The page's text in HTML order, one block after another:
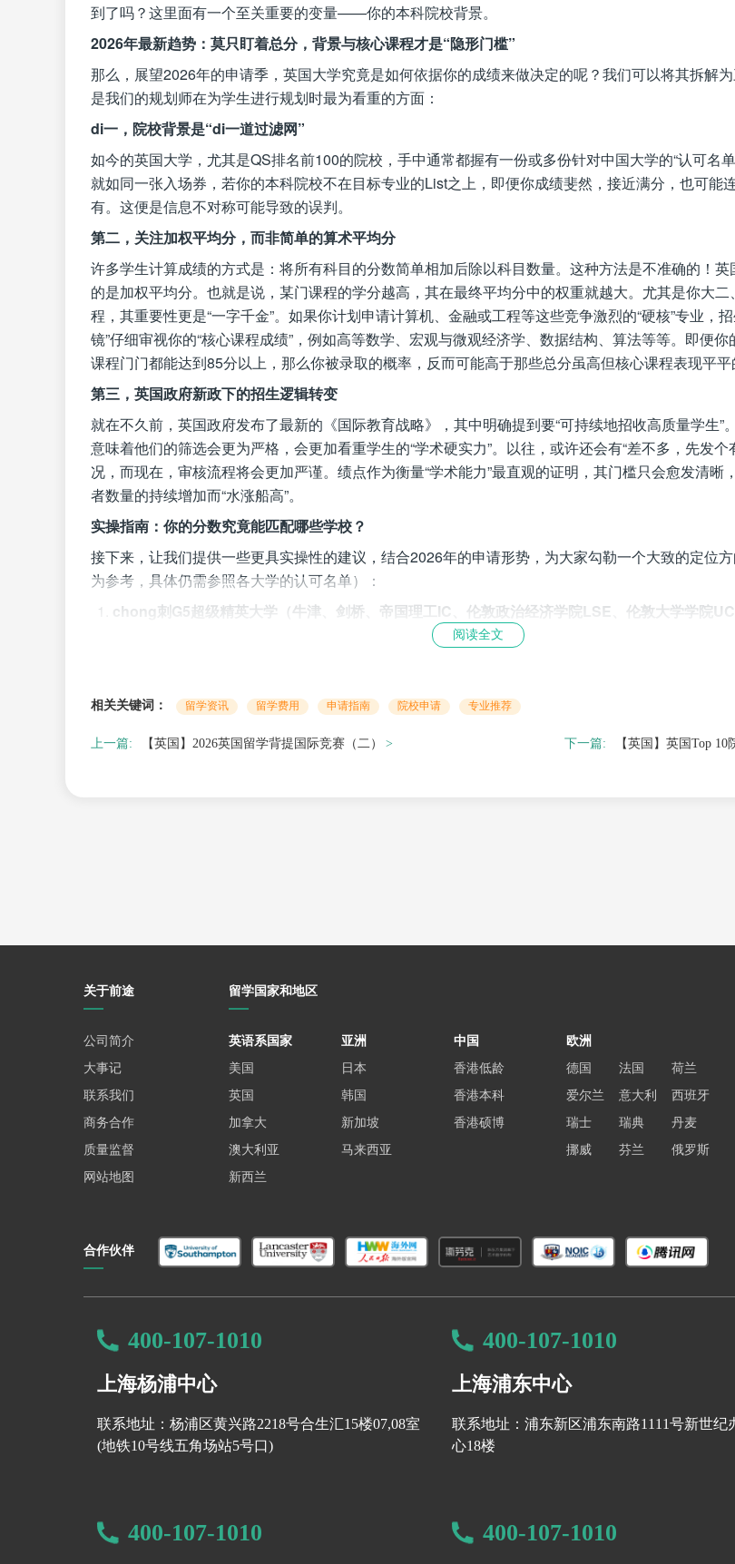
阅读全文
到了吗？这里面有一个至关重要的变量——你的本科院校背景。
2026年最新趋势：莫只盯着总分，背景与核心课程才是“隐形门槛”
那么，展望2026年的申请季，英国大学究竟是如何依据你的成绩来做决定的呢？我们可以将其拆解
是我们的规划师在为学生进行规划时最为看重的方面：
di一，院校背景是“di一道过滤网”
如今的英国大学，尤其是QS排名前100的院校，手中通常都握有一份或多份针对中国大学的“认可名
就如同一张入场券，若你的本科院校不在目标专业的List之上，即便你成绩斐然，接近满分，也可能
有。这便是信息不对称可能导致的误判。
第二，关注加权平均分，而非简单的算术平均分
许多学生计算成绩的方式是：将所有科目的分数简单相加后除以科目数量。这种方法是不准确的！
的是加权平均分。也就是说，某门课程的学分越高，其在最终平均分中的权重就越大。尤其是你大
程，其重要性更是“一字千金”。如果你计划申请计算机、金融或工程等这些竞争激烈的“硬核”专业，
镜”仔细审视你的“核心课程成绩”，例如高等数学、宏观与微观经济学、数据结构、算法等等。即便
课程门门都能达到85分以上，那么你被录取的概率，反而可能高于那些总分虽高但核心课程表现平平
第三，英国政府新政下的招生逻辑转变
就在不久前，英国政府发布了最新的《国际教育战略》，其中明确提到要“可持续地招收高质量学生”
意味着他们的筛选会更为严格，会更加看重学生的“学术硬实力”。以往，或许还会有“差不多，先发个
况，而现在，审核流程将会更加严谨。绩点作为衡量“学术能力”最直观的证明，其门槛只会愈发清晰
者数量的持续增加而“水涨船高”。
实操指南：你的分数究竟能匹配哪些学校？
接下来，让我们提供一些更具实操性的建议，结合2026年的申请形势，为大家勾勒一个大致的定位
为参考，具体仍需参照各大学的认可名单）：
chong刺G5超级精英大学（牛津、剑桥、帝国理工IC、伦敦政治经济学院LSE、伦敦大学学院
建议均分达到88-90分以上，并且核心课程成绩要格外突出。
现，否则即便是均分90分以上，也只能说“有机会尝试”。
你看，同样是申请伯明翰大学，985院校的学生可能75分就足够了，而双非背景的学生可能就
给你的真心话：与其纠结结算法，不如“对症下药”
所以，与其在那些所谓所谓 “标准答案”上耗费心神，不如听听以下几条切实可行的建议：
回学校开具一份“百分制均分证明”。如果你的学校能够出具这样的文件，并将其附在成绩单之后
计算的任何GPA都更具说服力。
重点攻克你的核心专业课程。
如果你目前还在读大二或大三，就不要再去选择那些所谓的“水课”
在那些学分高（如3学分、4学分）的核心硬课上，力求取得它们的成绩光彩夺目。
正视自己的院校背景。如果你的本科背景并非ding尖，那就用更高的均分和更丰富的实习、科研
力。英国大学虽然会关注院校背景，但他们更看重的是你是否具备在逆境中追求卓越的能力与决心
相关关键词： 留学资讯 留学费用 申请指南 院校申请 专业推荐
上一篇: 【英国】2026英国留学背提国际竞赛（二） 【英国】英国Top
下一篇:
关于前途
公司简介
大事记
联系我们
商务合作
质量监督
网站地图
留学国家和地区
英语系国家
美国
英国
加拿大
澳大利亚
新西兰
亚洲
日本
韩国
新加坡
马来西亚
中国
香港低龄
香港本科
香港硕博
欧洲
德国
法国
荷兰
爱尔兰
意大利
西班牙
瑞士
瑞典
丹麦
挪威
芬兰 俄罗斯
合作伙伴
400-107-1010
上海杨浦中心
联系地址：杨浦区黄兴路2218号合生汇15楼07,08室
(地铁10号线五角场站5号口)
400-107-1010
上海浦东中心
联系地址：浦东新区浦东南路1111号新世纪
心18楼
400-107-1010 400-107-1010